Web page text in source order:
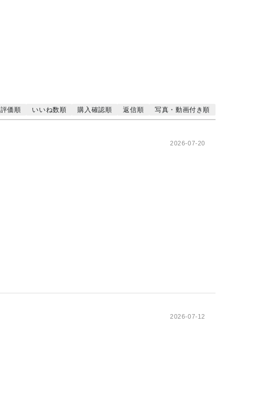
評価順 いいね数順 購入確認順 返信順 写真・動画付き順
2026-07-20
2026-07-12